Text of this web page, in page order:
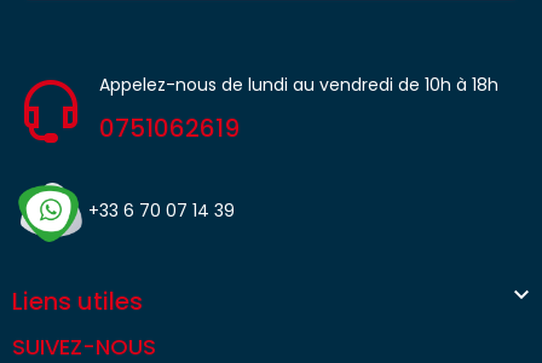
Appelez-nous de lundi au vendredi de 10h à 18h
0751062619
+33 6 70 07 14 39
Liens utiles 
SUIVEZ-NOUS